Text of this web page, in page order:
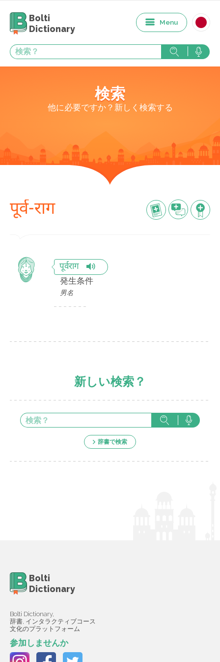
Bolti
Dictionary
Menu
検索
他に必要ですか？新しく検索する
पूर्व-राग
पूर्वराग
発生条件
男名
新しい検索？
辞書で検索
Bolti
Dictionary
Bolti Dictionary,
辞書, インタラクティブコース
文化のプラットフォーム
参加しませんか